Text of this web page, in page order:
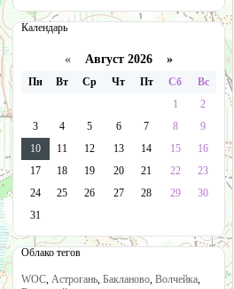
Календарь
« Август 2026 »
Пн Вт Ср Чт Пт Сб
Вс
1
2
3
4 5 6 7 8
9
10
11 12 13 14 15
16
17
18 19 20 21 22
23
24
25 26 27 28 29
30
31
Облако тегов
WOC, Астрогань, Бакланово, Волчейка,